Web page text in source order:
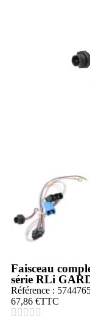
Faisceau
série RLi
Référence :
67,86 €TTC
    